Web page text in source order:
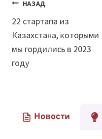
Навигация
по
записям
НАЗАД
22 стартапа из
Казахстана, которыми
мы гордились в 2023
году
Новости